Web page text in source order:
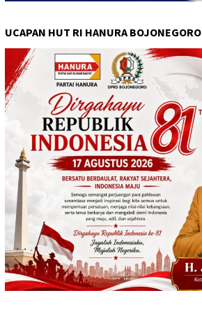
UCAPAN HUT RI HANURA BOJONEGORO